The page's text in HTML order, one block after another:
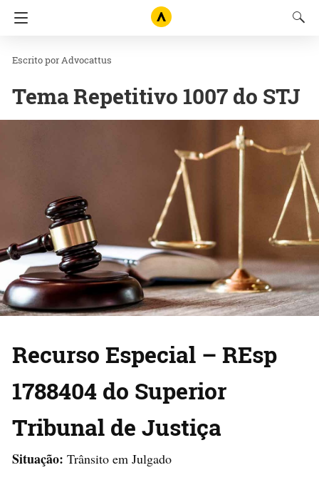
Advocattus
Tema Repetitivo 1007 do STJ
Recurso Especial – REsp
1788404 do Superior
Tribunal de Justiça
Situação: Trânsito em Julgado